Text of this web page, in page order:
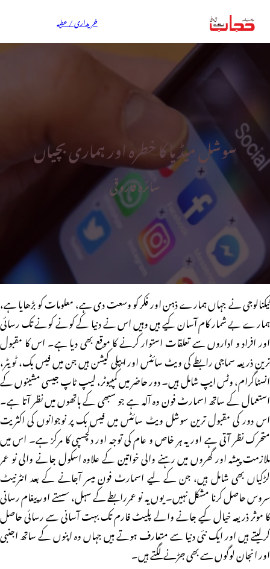
خریداری / عطیہ
سوشل میڈیا کا خطرہ اور ہماری بچیاں
سائرہ فاروقی
ٹیکنالوجی نے جہاں ہمارے ذہن اور فکر کو وسعت دی ہے، معلومات کو بڑھایا ہے،
ہمارے بے شمار کام آسان کیے ہیں وہیں اس نے دنیا کے کونے کونے تک رسائی
اور افراد و اداروں سے تعلقات استوار کرنے کا موقع بھی دیا ہے۔ اس کا مقبول
ترین ذریعہ سماجی رابطے کی ویٹ سائٹس اور ایپلی کیشن ہیں جن میں فیس بک، ٹویٹر،
انسٹاگرام، وٹس ایپ شامل ہیں۔ دور حاضر میں کمپیوٹر، لیپ ٹاپ جیسی مشینوں کے
استعمال کے ساتھ اسمارٹ فون وہ آلہ ہے جو سبھی کے ہاتھوں میں نظر آتا ہے۔
اس دور کی مقبول ترین سوشل ویٹ سائٹس میں فیس بک پر نوجوانوں کی اکثریت
متحرک نظر آتی ہے اور یہ ہر خاص و عام کی توجہ اور دلچسپی کا مرکز ہے۔ اس میں
ملازمت پیشہ اور گھروں میں رہنے والی خواتین کے علاوہ اسکول جانے والی نو عمر
لڑکیاں بھی شامل ہیں، جن کے لیے اسمارٹ فون میسر آجانے کے بعد انٹرنیٹ
سروس حاصل کرنا مشکل نہیں۔ یوں یہ نو عمررابطے کے سہل، سستے اور پیغام رسانی
کا موثر ذریعہ خیال کیے جانے والے پلیٹ فارم تک بہت آسانی سے رسائی حاصل
کرلیتے ہیں اور ایک نئی دنیا سے متعارف ہوتے ہیں جہاں وہ اپنوں کے ساتھ اجنبی
اور انجان لوگوں سے بھی جڑنے لگتے ہیں۔